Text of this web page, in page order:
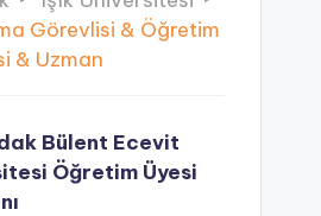
Görevlisi & Öğretim
& Uzman
Bülent Ecevit
Öğretim Üyesi